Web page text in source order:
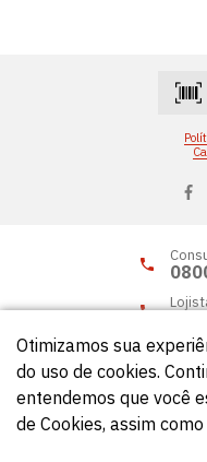
© Círculo 2026
Otimizamos sua
do uso de cookies.
entendemos que você
de Cookies, assim